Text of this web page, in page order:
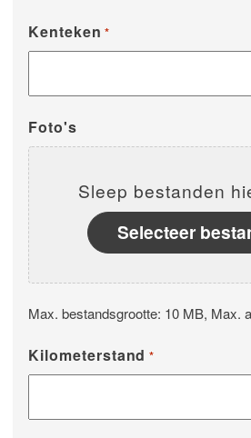
Kenteken *
Foto's
Sleep bestanden
Selecteer
Max. bestandsgrootte: 10 MB, Max.
Kilometerstand *